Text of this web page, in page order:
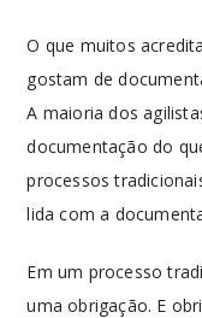
O que muitos
gostam de
A maioria dos
documentação do
processos
lida com a
Em um processo
uma obrigação. E